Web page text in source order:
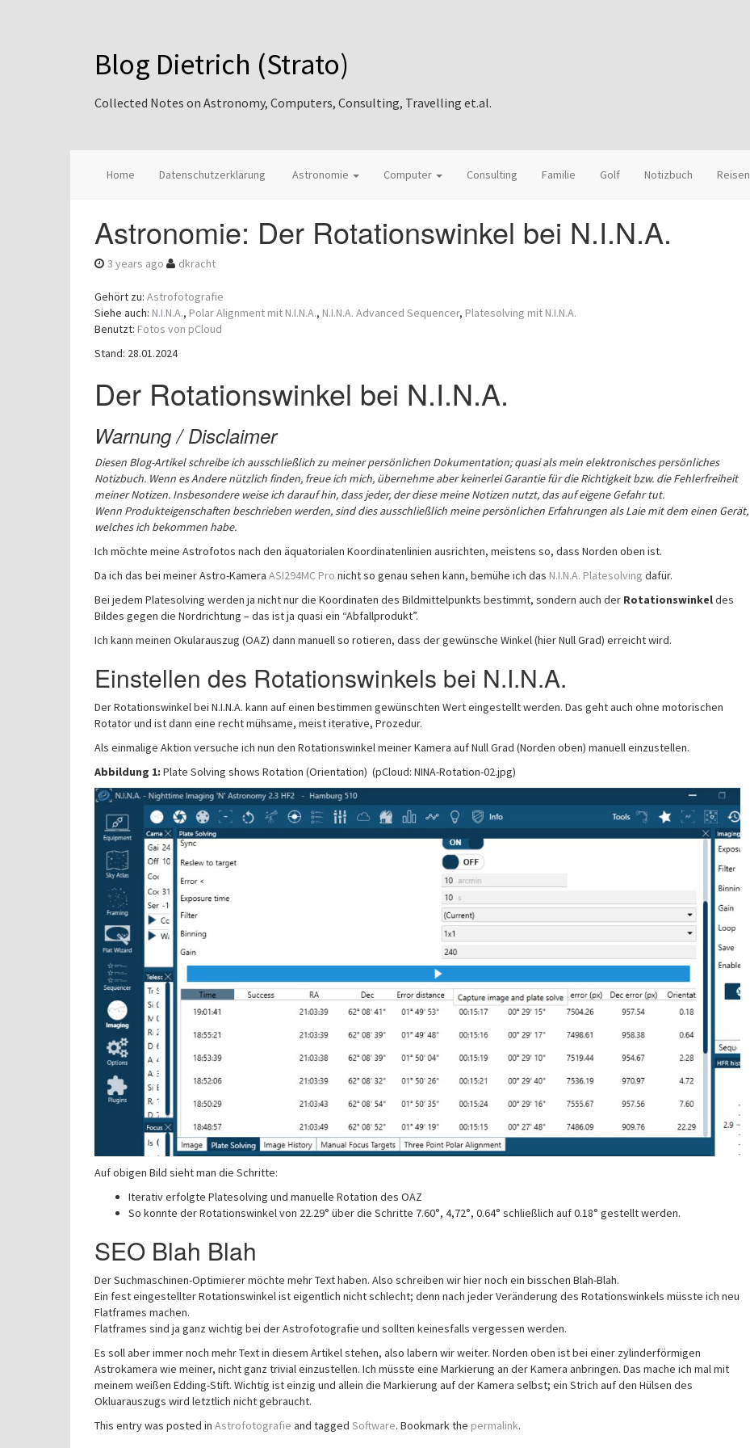
Blog Dietrich (Strato)
Collected Notes on Astronomy, Computers, Consulting, Travelling et.al.
Home Datenschutzerklärung Astronomie Computer Consulting Familie Golf Notizbuch Reisen
Astronomie: Der Rotationswinkel bei N.I.N.A.
3 years ago dkracht
Gehört zu: Astrofotografie
Siehe auch: N.I.N.A., Polar Alignment mit N.I.N.A., N.I.N.A. Advanced Sequencer, Platesolving mit N.I.N.A.
Benutzt: Fotos von pCloud
Stand: 28.01.2024
Der Rotationswinkel bei N.I.N.A.
Warnung / Disclaimer
Diesen Blog-Artikel schreibe ich ausschließlich zu meiner persönlichen Dokumentation; quasi als mein elektronisches persönliches
Notizbuch. Wenn es Andere nützlich finden, freue ich mich, übernehme aber keinerlei Garantie für die Richtigkeit bzw. die Fehlerfreiheit
meiner Notizen. Insbesondere weise ich darauf hin, dass jeder, der diese meine Notizen nutzt, das auf eigene Gefahr tut.
Wenn Produkteigenschaften beschrieben werden, sind dies ausschließlich meine persönlichen Erfahrungen als Laie mit dem einen Gerät,
welches ich bekommen habe.
Ich möchte meine Astrofotos nach den äquatorialen Koordinatenlinien ausrichten, meistens so, dass Norden oben ist.
Da ich das bei meiner Astro-Kamera ASI294MC Pro nicht so genau sehen kann, bemühe ich das N.I.N.A. Platesolving dafür.
Bei jedem Platesolving werden ja nicht nur die Koordinaten des Bildmittelpunkts bestimmt, sondern auch der Rotationswinkeldes
Bildes gegen die Nordrichtung – das ist ja quasi ein “Abfallprodukt”.
Ich kann meinen Okularauszug (OAZ) dann manuell so rotieren, dass der gewünsche Winkel (hier Null Grad) erreicht wird.
Einstellen des Rotationswinkels bei N.I.N.A.
Der Rotationswinkel bei N.I.N.A. kann auf einen bestimmen gewünschten Wert eingestellt werden. Das geht auch ohne motorischen
Rotator und ist dann eine recht mühsame, meist iterative, Prozedur.
Als einmalige Aktion versuche ich nun den Rotationswinkel meiner Kamera auf Null Grad (Norden oben) manuell einzustellen.
Abbildung 1: Plate Solving shows Rotation (Orientation) (pCloud: NINA-Rotation-02.jpg)
Auf obigen Bild sieht man die Schritte:
Iterativ erfolgte Platesolving und manuelle Rotation des OAZ
So konnte der Rotationswinkel von 22.29° über die Schritte 7.60°, 4,72°, 0.64° schließlich auf 0.18° gestellt werden.
SEO Blah Blah
Der Suchmaschinen-Optimierer möchte mehr Text haben. Also schreiben wir hier noch ein bisschen Blah-Blah.
Ein fest eingestellter Rotationswinkel ist eigentlich nicht schlecht; denn nach jeder Veränderung des Rotationswinkels müsste ich neu
Flatframes machen.
Flatframes sind ja ganz wichtig bei der Astrofotografie und sollten keinesfalls vergessen werden.
Es soll aber immer noch mehr Text in diesem Artikel stehen, also labern wir weiter. Norden oben ist bei einer zylinderförmigen
Astrokamera wie meiner, nicht ganz trivial einzustellen. Ich müsste eine Markierung an der Kamera anbringen. Das mache ich mal mit
meinem weißen Edding-Stift. Wichtig ist einzig und allein die Markierung auf der Kamera selbst; ein Strich auf den Hülsen des
Okluarauszugs wird letztlich nicht gebraucht.
This entry was posted in Astrofotografie and tagged Software. Bookmark the permalink.